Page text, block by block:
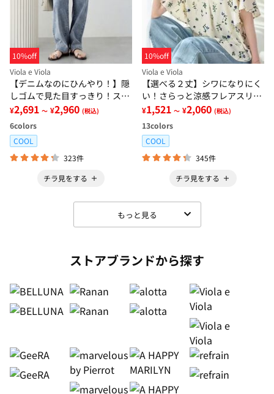
10%off
Viola e Viola
【デニムなのにひんやり！】隠
しゴムで見た目すっきり！スト
レッチ楽ちんデニム
¥2,691 ～ ¥2,960 (税込)
6colors
COOL
323件
チラ見をする
10%off
Viola e Viola
【選べる２丈】シワになりにく
い！さらっと涼感フレアスリー
ブブラウス
¥1,521 ～ ¥2,060 (税込)
13colors
COOL
345件
チラ見をする
もっと見る
ストアブランドから探す